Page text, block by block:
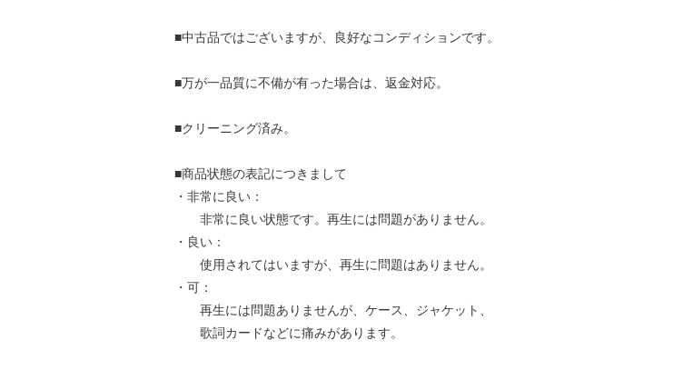
■中古品ではございますが、良好なコンディションです。
■万が一品質に不備が有った場合は、返金対応。
■クリーニング済み。
■商品状態の表記につきまして
・非常に良い：
非常に良い状態です。再生には問題がありません。
・良い：
使用されてはいますが、再生に問題はありません。
・可：
再生には問題ありませんが、ケース、ジャケット、
歌詞カードなどに痛みがあります。